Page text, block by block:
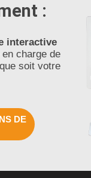
:
interactive
charge de
soit votre
DE